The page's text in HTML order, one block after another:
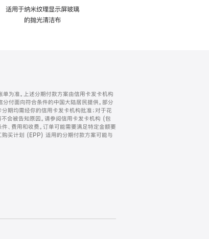
适用于纳米纹理显示屏玻璃
的抛光清洁布
为准。上述分期付款方案由信用卡发卡机构
付面向符合条件的中国大陆居民提供。部分
均需经你的信用卡发卡机构批准；对于花
会被告知原因。请参阅信用卡发卡机构 (包
、费用和收费。订单可能需要满足特定金额要
购买计划 (EPP) 适用的分期付款方案可能与